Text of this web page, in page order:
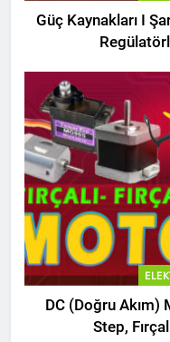
Güç Kaynakları I
DC (Doğru Akım)
Step,